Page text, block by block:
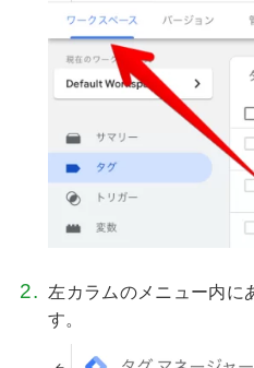
左カラムのメニュー内に
す。